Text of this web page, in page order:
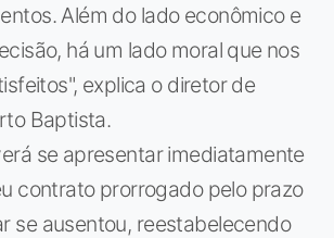
Além do lado econômico e
há um lado moral que nos
explica o diretor de
Baptista.
se apresentar imediatamente
contrato prorrogado pelo prazo
se ausentou, reestabelecendo